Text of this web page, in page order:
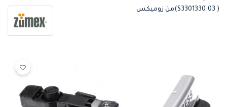
( S3301330:03)من زوميكس